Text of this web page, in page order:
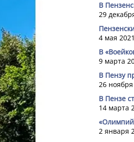
В
29
4 мая
В
9 марта
В Пензу
26
В Пензе
14 марта
2 января